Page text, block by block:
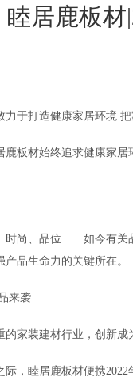
睦居鹿板
于打造健康家居环境 把
鹿板材始终追求健康家
时尚、品位……如今有关
产品生命力的关键所在。
来袭
的家装建材行业，创新成
际，睦居鹿板材便携